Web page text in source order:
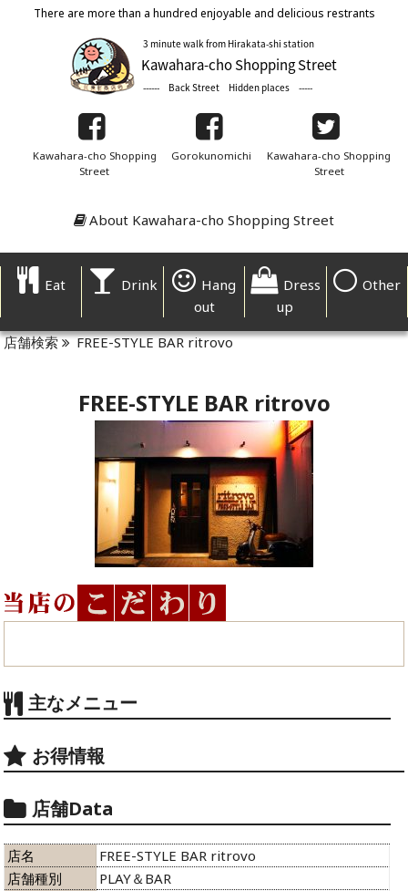
There are more than a hundred enjoyable and delicious restrants
Kawahara-cho Shopping
Street
Gorokunomichi
Kawahara-cho Shopping
Street
About Kawahara-cho Shopping Street
Eat Drink
Hang
out
Dress
up
Other
店舗検索 FREE-STYLE BAR ritrovo
FREE-STYLE BAR ritrovo
主なメニュー
お得情報
店舗Data
店名
FREE-STYLE BAR ritrovo
店舗種別
PLAY＆BAR